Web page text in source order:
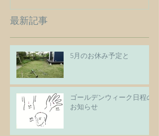
最新記事
5月のお休み予定と
ゴールデンウィーク日程の
お知らせ